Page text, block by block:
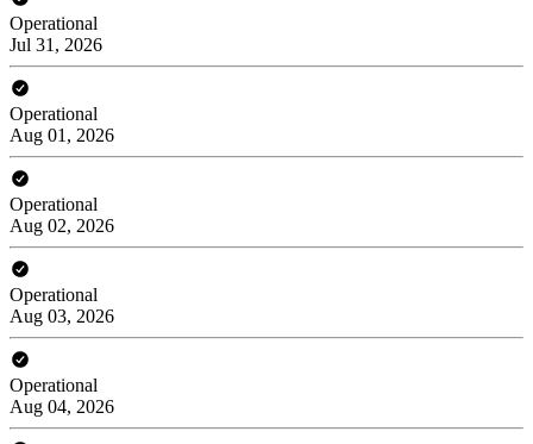
Operational
Jul 31, 2026
Operational
Aug 01, 2026
Operational
Aug 02, 2026
Operational
Aug 03, 2026
Operational
Aug 04, 2026